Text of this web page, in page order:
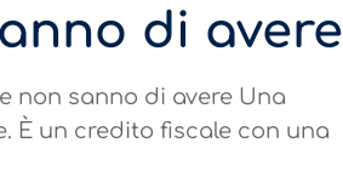
di avere
non sanno di avere Una
È un credito fiscale con una